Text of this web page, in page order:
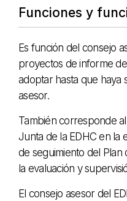
Funciones y
Es función del consejo
proyectos de informe
adoptar hasta que haya
asesor.
También corresponde
Junta de la EDHC en la
de seguimiento del
la evaluación y
El consejo asesor del